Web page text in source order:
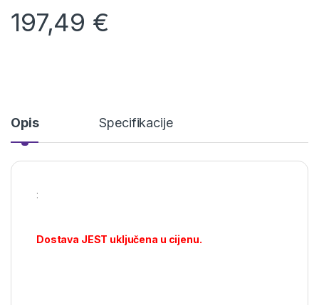
197,49 €
Opis Specifikacije
:
Dostava JEST uključena u cijenu.